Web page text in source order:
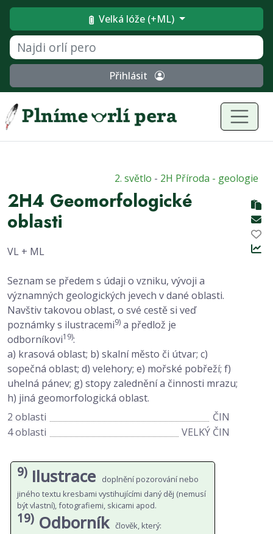
Velká lóže (+ML)
Přihlásit
2. světlo - 2H Příroda - geologie
2H4 Geomorfologické
oblasti
VL + ML
Seznam se předem s údaji o vzniku, vývoji a
významných geologických jevech v dané oblasti.
Navštiv takovou oblast, o své cestě si veď
poznámky s ilustracemi9) a předlož je
odborníkovi19):
a) krasová oblast; b) skalní město či útvar; c)
sopečná oblast; d) velehory; e) mořské pobřeží; f)
uhelná pánev; g) stopy zalednění a činnosti mrazu;
h) jiná geomorfologická oblast.
2 oblasti
ČIN
4 oblasti
VELKÝ ČIN
9) Ilustrace
doplnění pozorování nebo
jiného textu kresbami vystihujícími daný děj (nemusí
být vlastní), fotografiemi, skicami apod.
19) Odborník člověk, který: